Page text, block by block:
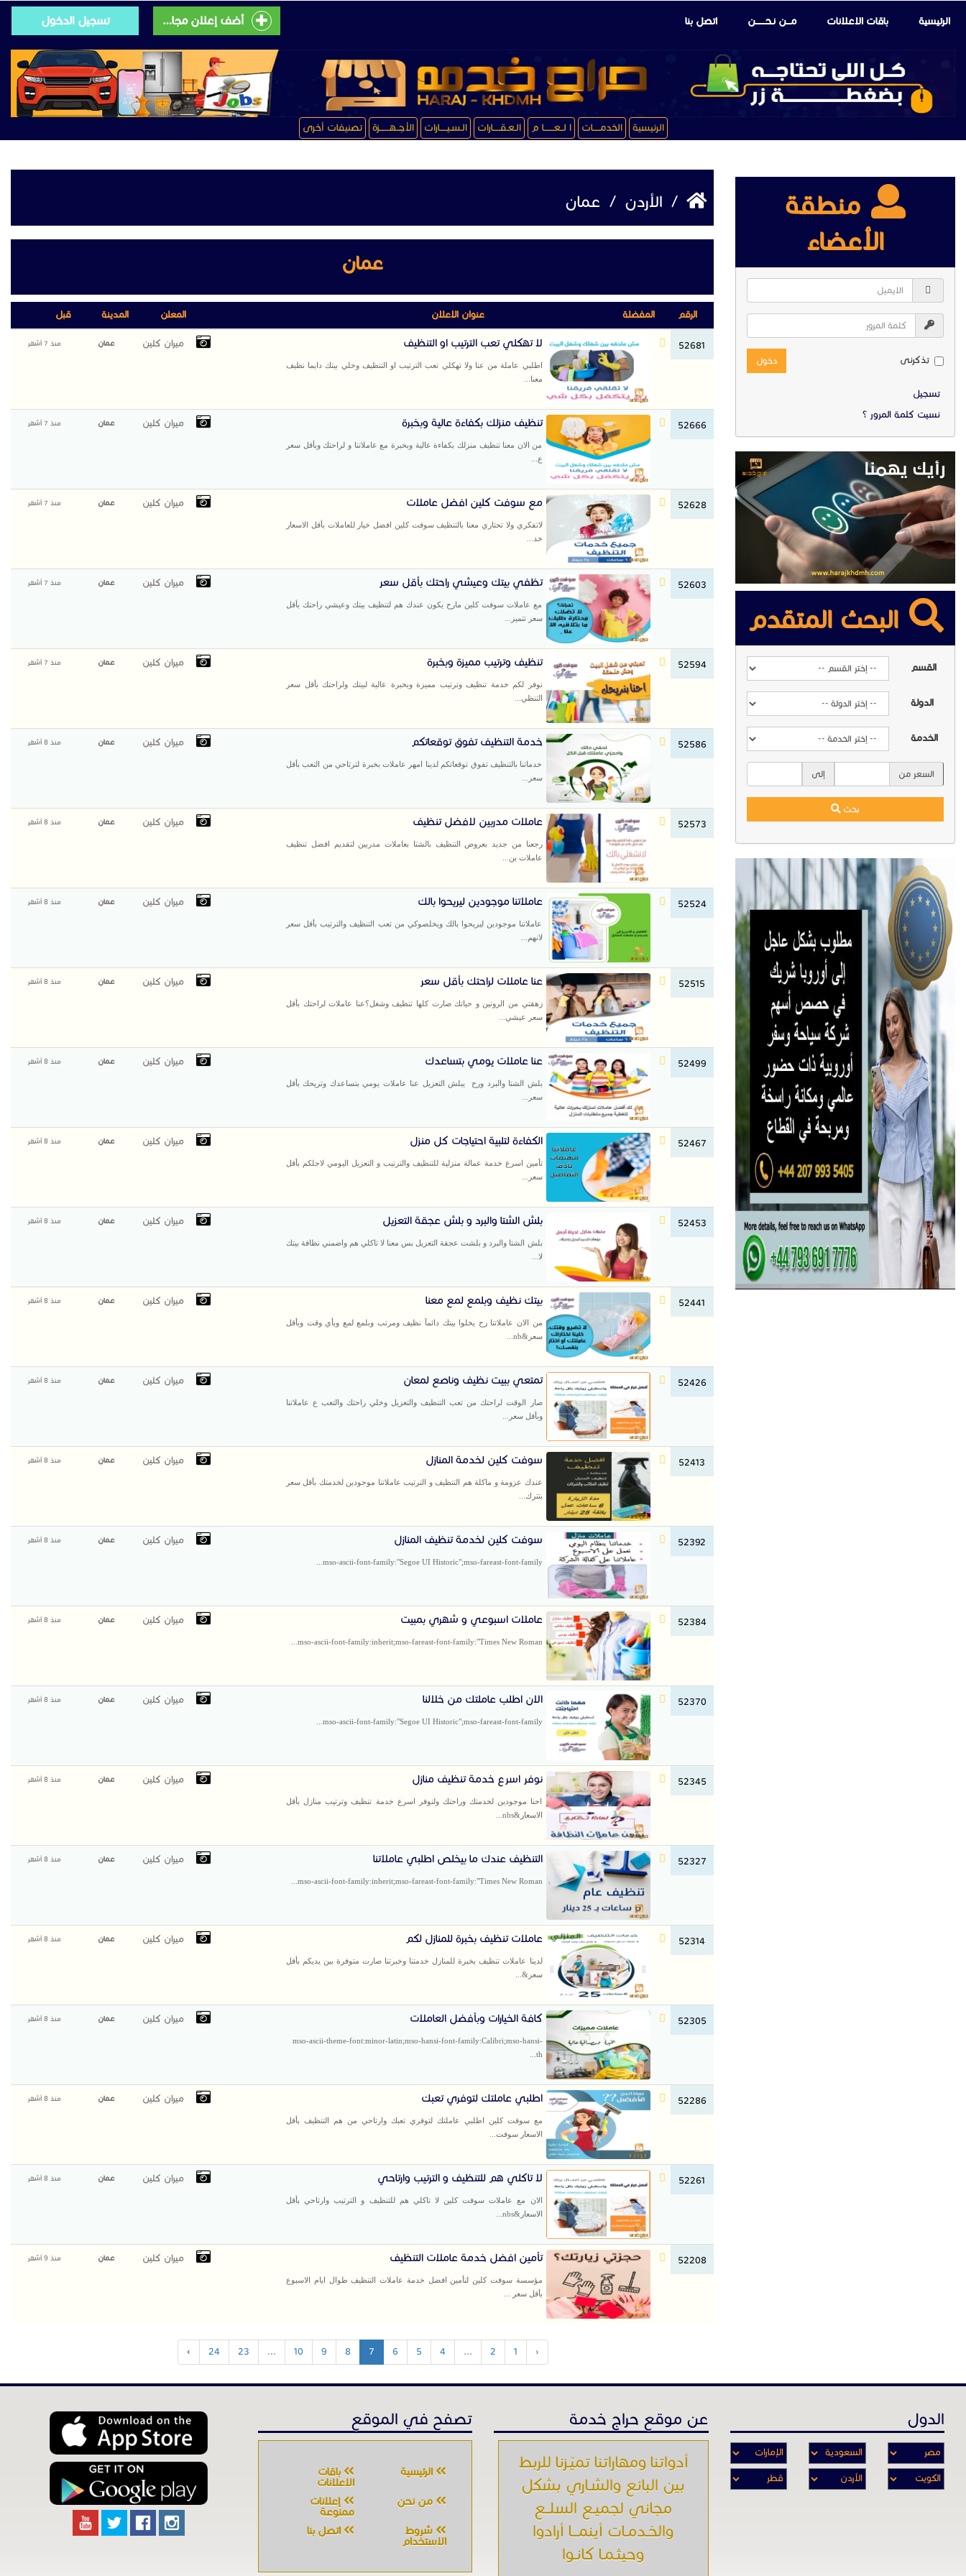
الرئيسية باقات الإعلانات مـــن نـحـــــــن اتصل بنا أضف إعلان مجانى تسجيل الدخول
الرئيسية الخدمـــــات ا لــعـــــــا م الـعـقـــــارات الـسـيـــــارات الأجــهـــــــزة تصنيفات أخرى
منطقة
الأعضاء
تذكرنى دخول
تسجيل
نسيت كلمة المرور ؟
البحث المتقدم
القسم
الدولة
الخدمة
السعر من إلى
بحث
/ الأردن / عمان
عمان
الرقم المفضلة عنوان الاعلان المعلن المدينة قبل
52681 لا تهكلي تعب الترتيب او التنظيف
اطلبي عاملة من عنا ولا تهكلي تعب الترتيب او التنظيف وخلي بيتك دايما نظيف
معنا...
ميران كلين عمان منذ 7 أشهر
52666 تنظيف منزلك بكفاءة عالية وبخبرة
من الان معنا تنظيف منزلك بكفاءة عالية وبخبرة مع عاملاتنا و لراحتك وبأقل سعر
ع...
ميران كلين عمان منذ 7 أشهر
52628 مع سوفت كلين افضل عاملات
لاتفكري ولا تحتاري معنا بالتنظيف سوفت كلين افضل خيار للعاملات بأقل الاسعار
خد...
ميران كلين عمان منذ 7 أشهر
52603 تظفي بيتك وعيشي راحتك بأقل سعر
مع عاملات سوفت كلين مارح يكون عندك هم لتنظيف بيتك وعيشي راحتك بأقل
سعر تتميز...
ميران كلين عمان منذ 7 أشهر
52594 تنظيف وترتيب مميزة وبخبرة
نوفر لكم خدمة تنظيف وترتيب مميزة وبخبرة عالية لبيتك ولراحتك بأقل سعر
التنظي...
ميران كلين عمان منذ 7 أشهر
52586 خدمة التنظيف تفوق توقعاتكم
خدماتنا بالتنظيف تفوق توقعاتكم لدينا امهر عاملات بخبرة لترتاحي من التعب بأقل
سعر...
ميران كلين عمان منذ 8 أشهر
52573 عاملات مدربين لافضل تنظيف
رجعنا من جديد بعروض التنظيف بالشتا بعاملات مدربين لتقديم افضل تنظيف
عاملات بن...
ميران كلين عمان منذ 8 أشهر
52524 عاملاتنا موجودين ليريحوا بالك
عاملاتنا موجودين ليريحوا بالك ويخلصوكي من تعب التنظيف والترتيب بأقل سعر
لانهم...
ميران كلين عمان منذ 8 أشهر
52515 عنا عاملات لراحتك بأقل سعر
زهقتي من الروتين و حياتك صارت كلها تنظيف وشغل؟عنا عاملات لراحتك بأقل
سعر عيشي...
ميران كلين عمان منذ 8 أشهر
52499 عنا عاملات يومي بتساعدك
بلش الشتا والبرد ورح يبلش التعزيل عنا عاملات يومي بتساعدك وتريحك بأقل
سعر...
ميران كلين عمان منذ 8 أشهر
52467 الكفاءة لتلبية احتياجات كل منزل
تأمين اسرع خدمة عمالة منزلية للتنظيف والترتيب و التعزيل اليومي لاجلكم بأقل
سعر...
ميران كلين عمان منذ 8 أشهر
52453 بلش الشتا والبرد و بلش عجقة التعزيل
بلش الشتا والبرد و بلشت عجقة التعزيل بس معنا لا تاكلي هم واضمني نظافة بيتك
لا...
ميران كلين عمان منذ 8 أشهر
52441 بيتك نظيف وبلمع لمع معنا
من الان عاملاتنا رح يخلوا بيتك دائمآ نظيف ومرتب وبلمع لمع وبأي وقت وبأقل
سعر&nb...
ميران كلين عمان منذ 8 أشهر
52426 تمتعي ببيت نظيف وناصع لمعان
صار الوقت لراحتك من تعب التنظيف والتعزيل وخلي راحتك والتعب ع عاملاتنا
وبأقل سعر...
ميران كلين عمان منذ 8 أشهر
52413 سوفت كلين لخدمة المنازل
عندك عزومة و ماكلة هم التنظيف و الترتيب عاملاتنا موجودين لخدمتك بأقل سعر
بتترك...
ميران كلين عمان منذ 8 أشهر
52392 سوفت كلين لخدمة تنظيف المنازل
mso-ascii-font-family:"Segoe UI Historic";mso-fareast-font-family...
ميران كلين عمان منذ 8 أشهر
52384 عاملات اسبوعي و شهري بمبيت
mso-ascii-font-family:inherit;mso-fareast-font-family:"Times New Roman...
ميران كلين عمان منذ 8 أشهر
52370 الان اطلب عاملتك من خلالنا
mso-ascii-font-family:"Segoe UI Historic";mso-fareast-font-family...
ميران كلين عمان منذ 8 أشهر
52345 نوفر اسرع خدمة تنظيف منازل
احنا موجودين لخدمتك وراحتك ولنوفر اسرع خدمة تنظيف وترتيب منازل بأقل
الاسعار&nbs...
ميران كلين عمان منذ 8 أشهر
52327 التنظيف عندك ما بيخلص اطلبي عاملاتنا
mso-ascii-font-family:inherit;mso-fareast-font-family:"Times New Roman...
ميران كلين عمان منذ 8 أشهر
52314 عاملات تنظيف بخبرة للمنازل لكم
لدينا عاملات تنظيف بخبرة للمنازل خدمتنا وخبرتنا صارت متوفرة بين يديكم بأقل
سعر&...
ميران كلين عمان منذ 8 أشهر
52305 كافة الخيارات وبأفضل العاملات
mso-ascii-theme-font:minor-latin;mso-hansi-font-family:Calibri;mso-hansi-
th...
ميران كلين عمان منذ 8 أشهر
52286 اطلبي عاملتك لتوفري تعبك
مع سوفت كلين اطلبي عاملتك لتوفري تعبك وارتاحي من هم التنظيف بأقل
الاسعار سوفت...
ميران كلين عمان منذ 8 أشهر
52261 لا تاكلي هم للتنظيف و الترتيب وارتاحي
الان مع عاملات سوفت كلين لا تاكلي هم للتنظيف و الترتيب وارتاحي بأقل
الاسعار&nbs...
ميران كلين عمان منذ 8 أشهر
52208 تأمين افضل خدمة عاملات التنظيف
مؤسسة سوفت كلين لتأمين افضل خدمة عاملات التنظيف طوال ايام الاسبوع
بأقل سعر ...
ميران كلين عمان منذ 9 أشهر
‹
1
2
...
4
5
6
7
8
9
10
...
23
24
›
الدول عن موقع حراج خدمة
أدواتنا ومهاراتنا تميّـزنا للربط
بين البائع والشـاري بشكل
مجاني لجميـع السلــع
والخـدمـات أينمـــا أرادوا
وحيثـمـا كانـوا
تصفح في الموقع
الرئيسية
باقات
الإعلانات
من نحن
إعلانات
ممنوعة
شروط
الاستخدام
اتصل بنا